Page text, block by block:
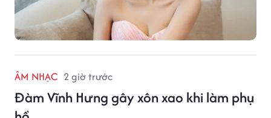
ÂM NHẠC 2 giờ trước
Đàm Vĩnh Hưng gây xôn xao khi làm phụ